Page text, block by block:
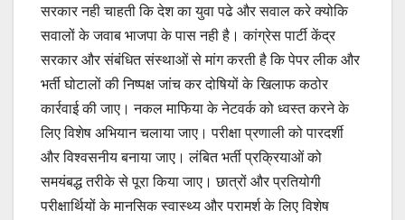
सरकार नही चाहती कि देश का युवा पढे और सवाल करे क्योकि
सवालों के जवाब भाजपा के पास नही है। कांग्रेस पार्टी केंद्र
सरकार और संबंधित संस्थाओं से मांग करती है कि पेपर लीक और
भर्ती घोटालों की निष्पक्ष जांच कर दोषियों के खिलाफ कठोर
कार्रवाई की जाए। नकल माफिया के नेटवर्क को ध्वस्त करने के
लिए विशेष अभियान चलाया जाए। परीक्षा प्रणाली को पारदर्शी
और विश्वसनीय बनाया जाए। लंबित भर्ती प्रक्रियाओं को
समयंबद्ध तरीके से पूरा किया जाए। छात्रों और प्रतियोगी
परीक्षार्थियों के मानसिक स्वास्थ्य और परामर्श के लिए विशेष